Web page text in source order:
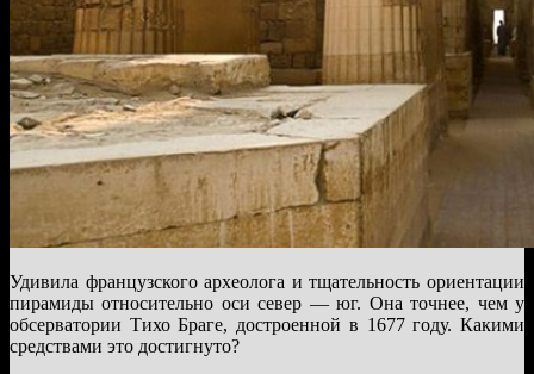
Удивила французского археолога и тщательность ориентации
пирамиды относительно оси север — юг. Она точнее, чем у
обсерватории Тихо Браге, достроенной в 1677 году. Какими
средствами это достигнуто?